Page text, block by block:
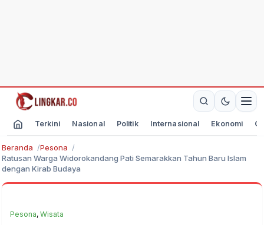
Terkini Nasional Politik Internasional Ekonomi
Beranda
Pesona
Ratusan Warga Widorokandang Pati Semarakkan Tahun Baru Islam
dengan Kirab Budaya
Pesona, Wisata